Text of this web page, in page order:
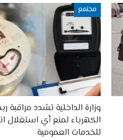
مجتمع
وزارة الداخلية تشدد مراقبة
الكهرباء لمنع أي استغلال
للخدمات العمومية